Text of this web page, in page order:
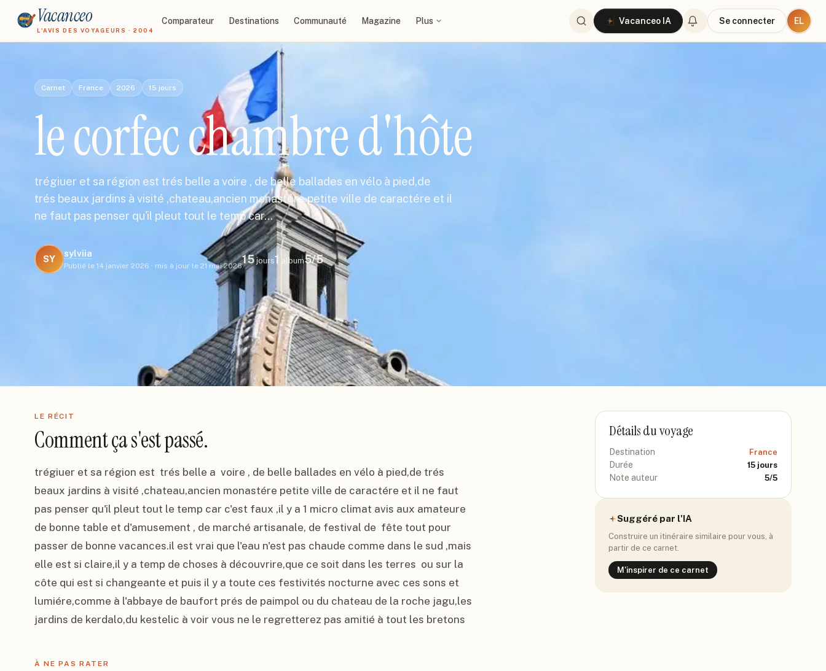
Vacanceo
L'AVIS DES VOYAGEURS · 2004
Comparateur Destinations Communauté Magazine Plus Vacanceo IA Se connecter EL
Carnet France 2026 15 jours
le corfec chambre d'hôte
trégiuer et sa région est trés belle a voire , de belle ballades en vélo à pied,de
trés beaux jardins à visité ,chateau,ancien monastére petite ville de caractére et il
ne faut pas penser qu'il pleut tout le temp car…
SY
sylviia
Publié le 14 janvier 2026 · mis à jour le 21 mai 2026
15jours1 album5/5
LE RÉCIT
Comment ça s'est passé.
trégiuer et sa région est  trés belle a  voire , de belle ballades en vélo à pied,de trés
beaux jardins à visité ,chateau,ancien monastére petite ville de caractére et il ne faut
pas penser qu'il pleut tout le temp car c'est faux ,il y a 1 micro climat avis aux amateure
de bonne table et d'amusement , de marché artisanale, de festival de  fête tout pour
passer de bonne vacances.il est vrai que l'eau n'est pas chaude comme dans le sud ,mais
elle est si claire,il y a temp de choses à découvrire,que ce soit dans les terres  ou sur la
côte qui est si changeante et puis il y a toute ces festivités nocturne avec ces sons et
lumiére,comme à l'abbaye de baufort prés de paimpol ou du chateau de la roche jagu,les
jardins de kerdalo,du kestelic à voir vous ne le regretterez pas amitié à tout les bretons
À NE PAS RATER
Détails du voyage
Destination France
Durée 15 jours
Note auteur 5/5
Suggéré par l'IA
Construire un itinéraire similaire pour vous, à
partir de ce carnet.
M'inspirer de ce carnet